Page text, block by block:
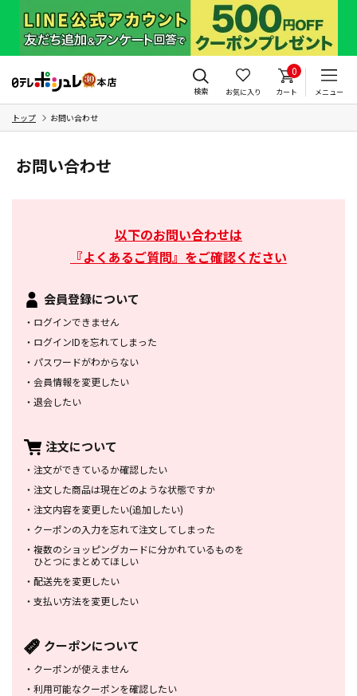
検索 お気に入り
0
カート メニュー
トップ お問い合わせ
お問い合わせ
以下のお問い合わせは
『よくあるご質問』をご確認ください
会員登録について
・ ログインできません
・ ログインIDを忘れてしまった
・ パスワードがわからない
・ 会員情報を変更したい
・ 退会したい
注文について
・ 注文ができているか確認したい
・ 注文した商品は現在どのような状態ですか
・ 注文内容を変更したい(追加したい)
・ クーポンの入力を忘れて注文してしまった
・ 複数のショッピングカードに分かれているものを
ひとつにまとめてほしい
・ 配送先を変更したい
・ 支払い方法を変更したい
クーポンについて
・ クーポンが使えません
・ 利用可能なクーポンを確認したい